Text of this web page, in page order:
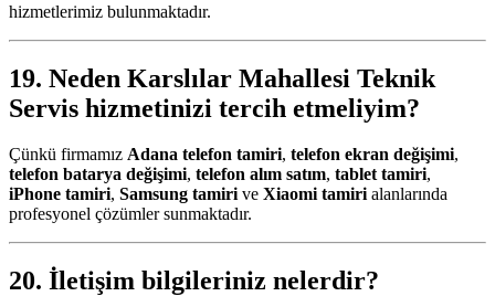
hizmetlerimiz bulunmaktadır.
19. Neden Karslılar Mahallesi Teknik
Servis hizmetinizi tercih etmeliyim?
Çünkü firmamız Adana telefon tamiri, telefon ekran değişimi,
telefon batarya değişimi, telefon alım satım, tablet tamiri,
iPhone tamiri, Samsung tamirive Xiaomi tamirialanlarında
profesyonel çözümler sunmaktadır.
20. İletişim bilgileriniz nelerdir?